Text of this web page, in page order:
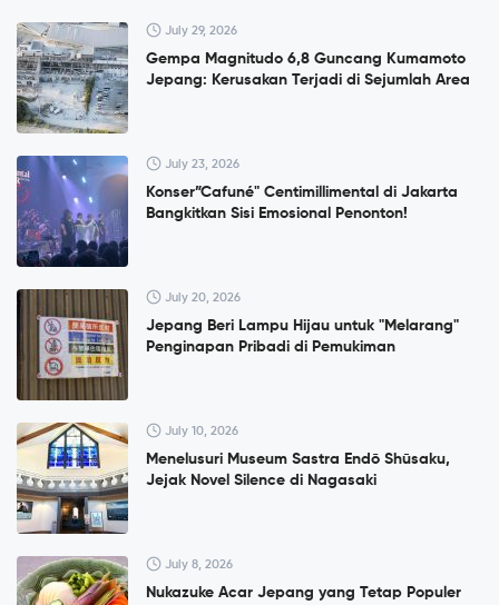
July 29, 2026
Gempa Magnitudo 6,8 Guncang Kumamoto
Jepang: Kerusakan Terjadi di Sejumlah Area
July 23, 2026
Konser”Cafuné" Centimillimental di Jakarta
Bangkitkan Sisi Emosional Penonton!
July 20, 2026
Jepang Beri Lampu Hijau untuk "Melarang"
Penginapan Pribadi di Pemukiman
July 10, 2026
Menelusuri Museum Sastra Endō Shūsaku,
Jejak Novel Silence di Nagasaki
July 8, 2026
Nukazuke Acar Jepang yang Tetap Populer